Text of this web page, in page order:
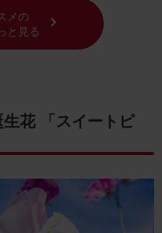
メの
と見る
花 「スイートピ